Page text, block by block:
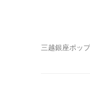
三越銀座ポッ